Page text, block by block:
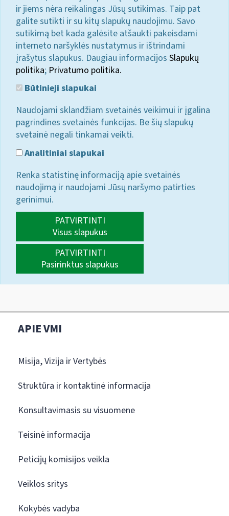
ir jiems nėra reikalingas Jūsų sutikimas. Taip pat
galite sutikti ir su kitų slapukų naudojimu. Savo
sutikimą bet kada galėsite atšaukti pakeisdami
interneto naršyklės nustatymus ir ištrindami
įrašytus slapukus. Daugiau informacijos Slapukų
politika; Privatumo politika.
Būtinieji slapukai
Naudojami sklandžiam svetainės veikimui ir įgalina
pagrindines svetainės funkcijas. Be šių slapukų
svetainė negali tinkamai veikti.
Analitiniai slapukai
Renka statistinę informaciją apie svetainės
naudojimą ir naudojami Jūsų naršymo patirties
gerinimui.
PATVIRTINTI
Visus slapukus
PATVIRTINTI
Pasirinktus slapukus
APIE VMI
Misija, Vizija ir Vertybės
Struktūra ir kontaktinė informacija
Konsultavimasis su visuomene
Teisinė informacija
Peticijų komisijos veikla
Veiklos sritys
Kokybės vadyba